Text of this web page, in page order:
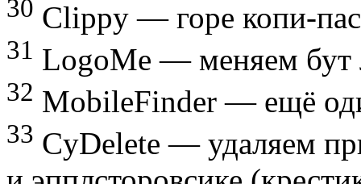
30 Clippy — горе копи-
31 LogoMe — меняем бут
32 MobileFinder — ещё
33 CyDelete — удаляем